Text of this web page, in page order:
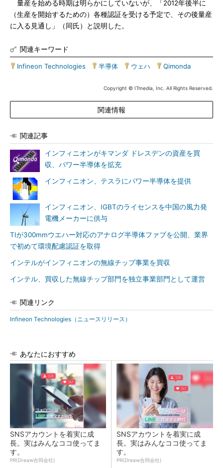
量産を始める時期は明らかにしていないが、「2012年後半に
（生産を開始するための）各種認証を受ける予定で、その後量産
に入る見通し」（同氏）と説明した。
関連キーワード
Infineon Technologies 半導体 ウェハ Qimonda
Copyright © ITmedia, Inc. All Rights Reserved.
関連情報
関連記事
インフィニオンがキマンダ ドレスデンの資産を買
収、パワー半導体を拡充
インフィニオン、テスラにパワー半導体を提供
インフィニオン、IGBTのライセンスを中国の風力発
電機メーカーに供与
TIが300mmウエハー対応のアナログ半導体ファブを公開、業界
で初めて環境配慮認証を取得
インテルがインフィニオンの無線チップ事業を買収
インテル、買収した無線チップ部門を独立事業部門として運営
関連リンク
Infineon Technologies（ニュースリリース）
あなたにおすすめ
SNSアカウントを着実に成
長。実はみんなココ使ってま
す。
PR(Dreaw合同会社)
SNSアカウントを着実に成
長。実はみんなココ使ってま
す。
PR(Dreaw合同会社)